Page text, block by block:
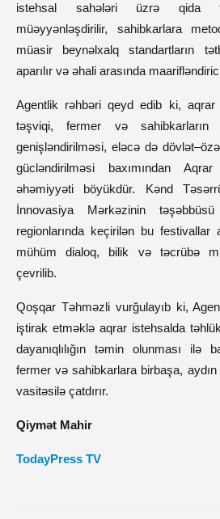
istehsal sahələri üzrə qida
müəyyənləşdirilir, sahibkarlara
müasir beynəlxalq standartların
aparılır və əhali arasında
Agentlik rəhbəri qeyd edib ki, aqrar
təşviqi, fermer və sahibkarların
genişləndirilməsi, eləcə də
gücləndirilməsi baxımından
əhəmiyyəti böyükdür. Kənd
İnnovasiya Mərkəzinin
regionlarında keçirilən bu festivallar
mühüm dialoq, bilik və təcrübə
çevrilib.
Qoşqar Təhməzli vurğulayıb ki,
iştirak etməklə aqrar istehsalda
dayanıqlılığın təmin olunması ilə
fermer və sahibkarlara birbaşa,
vasitəsilə çatdırır.
Qiymət Mahir
TodayPress TV